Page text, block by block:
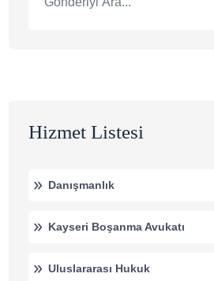
Hizmet Listesi
Danışmanlık
Kayseri Boşanma Avukatı
Uluslararası Hukuk